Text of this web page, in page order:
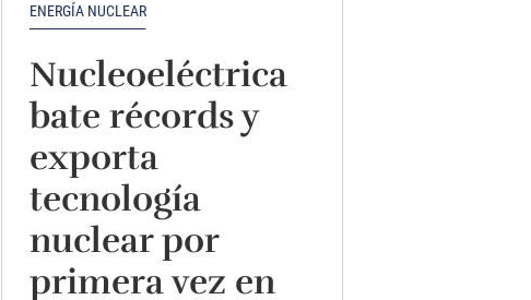
ENERGÍA NUCLEAR
Nucleoeléctrica
bate récords y
exporta
tecnología
nuclear por
primera vez en